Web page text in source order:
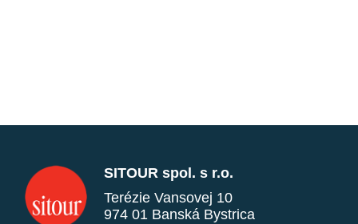
SITOUR spol. s r.o.
Terézie Vansovej 10
974 01 Banská Bystrica